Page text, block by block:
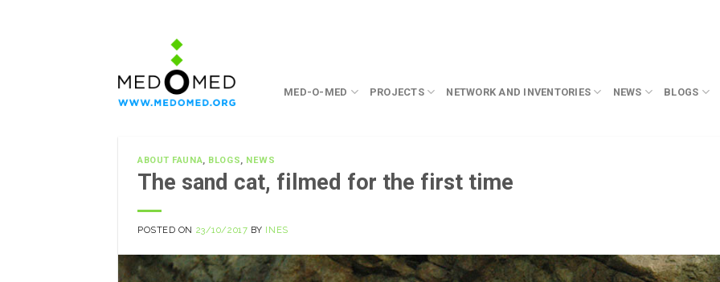
MED-O-MED PROJECTS NETWORK AND INVENTORIES NEWS BLOGS
ABOUT FAUNA, BLOGS, NEWS
The sand cat, filmed for the first time
POSTED ON 23/10/2017 BY INES